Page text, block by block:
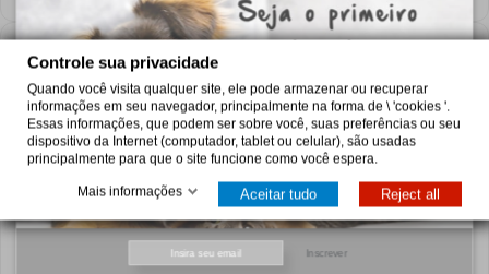
Inscrever
Escolher comida húmida para gatos sem erros
Controle sua privacidade
Quando você visita qualquer site, ele pode armazenar ou recuperar
informações em seu navegador, principalmente na forma de \ 'cookies '.
Essas informações, que podem ser sobre você, suas preferências ou seu
dispositivo da Internet (computador, tablet ou celular), são usadas
principalmente para que o site funcione como você espera.
Mais informações Aceitar tudo Reject all